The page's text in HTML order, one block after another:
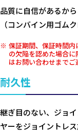
品質に自信があるか
（コンバイン用ゴム
保証期間、保証時間
の欠陥を認めた場合
はお問い合わせまでご
耐久性
継ぎ目のない、ジョ
ヤーをジョイントレ